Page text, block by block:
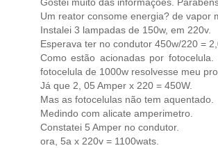
Gostei muito das informações.
Um reator consome energia? de vapor
Instalei 3 lampadas de 150w, em 220v.
Esperava ter no condutor 450w/220 =
Como estão acionadas por
fotocelula de 1000w resolvesse meu
Já que 2, 05 Amper x 220 = 450W.
Mas as fotocelulas não tem aquentado.
Medindo com alicate amperimetro.
Constatei 5 Amper no condutor.
ora, 5a x 220v = 1100wats.